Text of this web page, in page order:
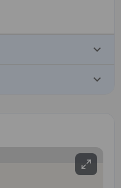
keyboard_arrow_down
keyboard_arrow_down